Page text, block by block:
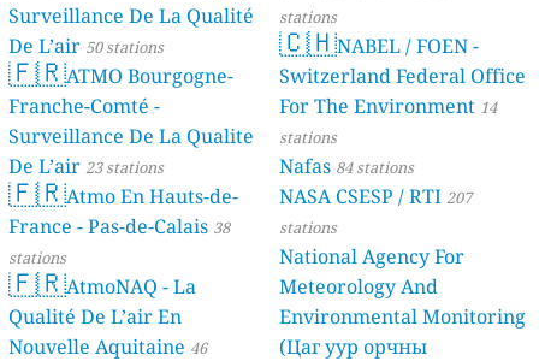
Surveillance De La Qualité
De L’air 50 stations
🇫🇷ATMO Bourgogne-
Franche-Comté -
Surveillance De La Qualite
De L’air 23 stations
🇫🇷Atmo En Hauts-de-
France - Pas-de-Calais 38
stations
🇫🇷AtmoNAQ - La
Qualité De L’air En
Nouvelle Aquitaine 46
stations
🇨🇭NABEL / FOEN -
Switzerland Federal Office
For The Environment 14
stations
Nafas 84 stations
NASA CSESP / RTI 207
stations
National Agency For
Meteorology And
Environmental Monitoring
(Цаг уур орчны